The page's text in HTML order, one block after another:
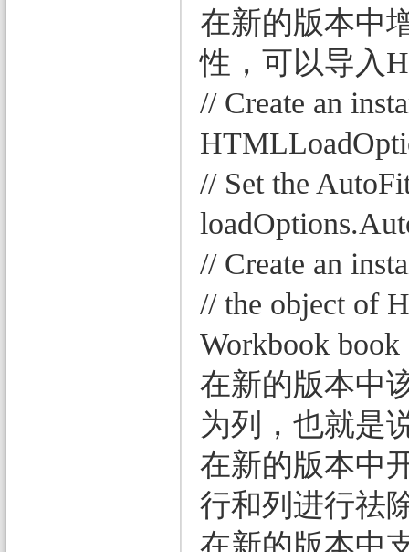
在新的版本中
性，可以导入
// Create an
// Set the
// Create an
// the object of
Workbook
在新的版本中
为列，也就是
在新的版本中
行和列进行祛
在新的版本中